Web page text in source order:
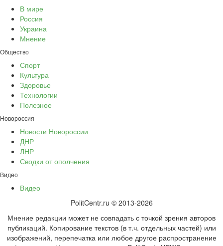
В мире
Россия
Украина
Мнение
Общество
Спорт
Культура
Здоровье
Технологии
Полезное
Новороссия
Новости Новороссии
ДНР
ЛНР
Сводки от ополчения
Видео
Видео
PolitCentr.ru © 2013-2026
Мнение редакции может не совпадать с точкой зрения авторов
публикаций. Копирование текстов (в т.ч. отдельных частей) или
изображений, перепечатка или любое другое распространение